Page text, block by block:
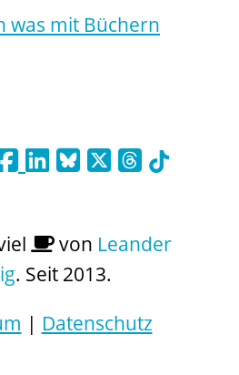
von Leander
. Seit 2013.
| Datenschutz